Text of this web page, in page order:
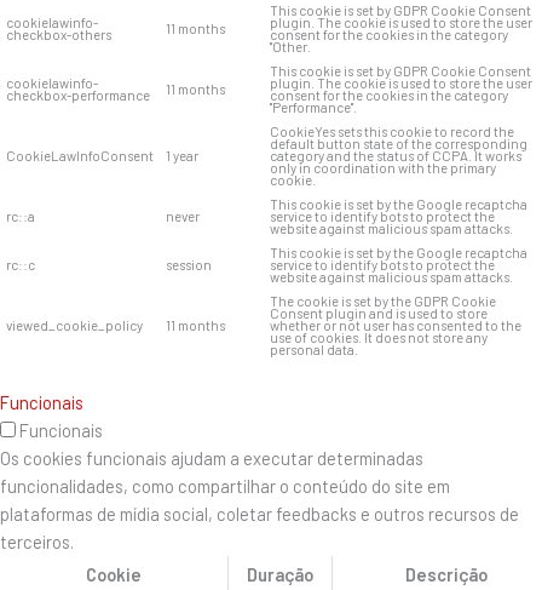
cookielawinfo-
checkbox-others 11 months
This cookie is set by GDPR Cookie Consent
plugin. The cookie is used to store the user
consent for the cookies in the category
"Other.
cookielawinfo-
checkbox-performance 11 months
This cookie is set by GDPR Cookie Consent
plugin. The cookie is used to store the user
consent for the cookies in the category
"Performance".
CookieLawInfoConsent 1 year
CookieYes sets this cookie to record the
default button state of the corresponding
category and the status of CCPA. It works
only in coordination with the primary
cookie.
rc::a never
This cookie is set by the Google recaptcha
service to identify bots to protect the
website against malicious spam attacks.
rc::c session
This cookie is set by the Google recaptcha
service to identify bots to protect the
website against malicious spam attacks.
viewed_cookie_policy 11 months
The cookie is set by the GDPR Cookie
Consent plugin and is used to store
whether or not user has consented to the
use of cookies. It does not store any
personal data.
Funcionais
Funcionais
Os cookies funcionais ajudam a executar determinadas
funcionalidades, como compartilhar o conteúdo do site em
plataformas de mídia social, coletar feedbacks e outros recursos de
terceiros.
Cookie
Duração Descrição